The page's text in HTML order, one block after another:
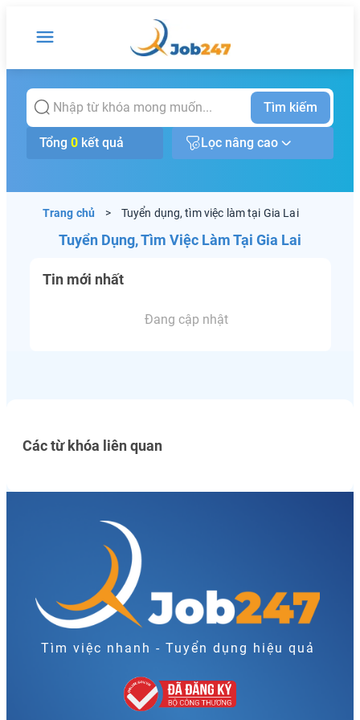
Tìm kiếm
Tổng 0 kết quả Lọc nâng cao
Trang chủ > Tuyển dụng, tìm việc làm tại Gia Lai
Tuyển Dụng, Tìm Việc Làm Tại Gia Lai
Tin mới nhất
Đang cập nhật
Các từ khóa liên quan
Tìm việc nhanh - Tuyển dụng hiệu quả